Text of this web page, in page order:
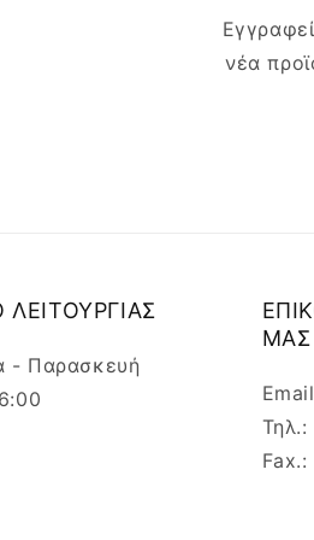
νέα
ΛΕΙΤΟΥΡΓΙΑΣ
- Παρασκευή
ΜΑΣ